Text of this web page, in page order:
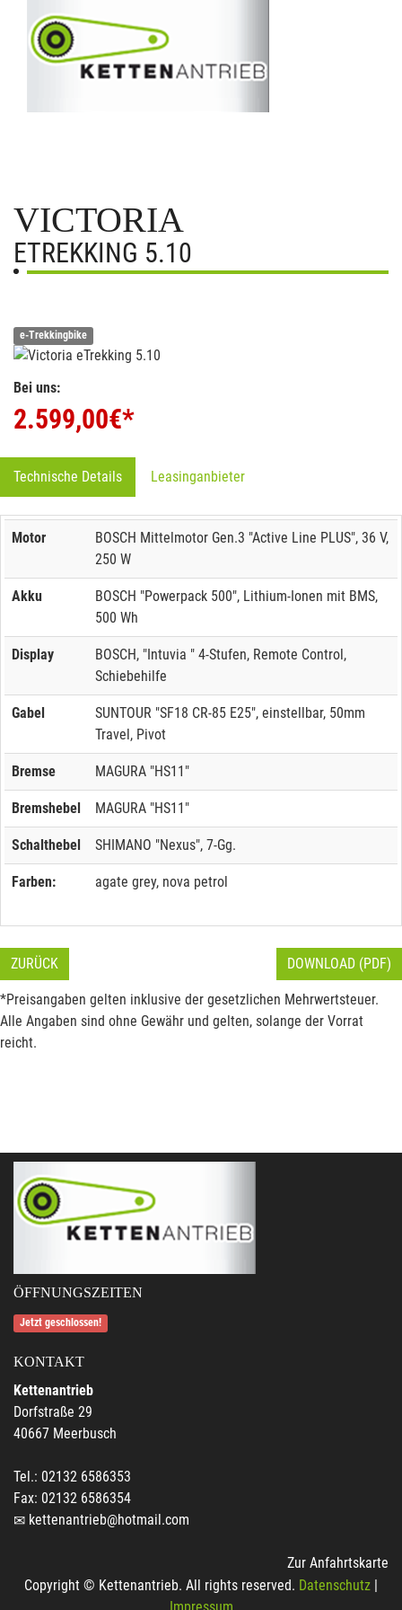
VICTORIA
ETREKKING 5.10
e-Trekkingbike
Bei uns:
2.599,00€*
Technische Details Leasinganbieter
Motor
BOSCH Mittelmotor Gen.3 "Active Line PLUS", 36 V,
250 W
Akku
BOSCH "Powerpack 500", Lithium-Ionen mit BMS,
500 Wh
Display
BOSCH, "Intuvia " 4-Stufen, Remote Control,
Schiebehilfe
Gabel
SUNTOUR "SF18 CR-85 E25", einstellbar, 50mm
Travel, Pivot
Bremse MAGURA "HS11"
Bremshebel MAGURA "HS11"
Schalthebel SHIMANO "Nexus", 7-Gg.
Farben: agate grey, nova petrol
ZURÜCK DOWNLOAD (PDF)
*Preisangaben gelten inklusive der gesetzlichen Mehrwertsteuer.
Alle Angaben sind ohne Gewähr und gelten, solange der Vorrat
reicht.
ÖFFNUNGSZEITEN
Jetzt geschlossen!
KONTAKT
Kettenantrieb
Dorfstraße 29
40667 Meerbusch
Tel.: 02132 6586353
Fax: 02132 6586354
kettenantrieb@hotmail.com
Zur Anfahrtskarte
Copyright © Kettenantrieb. All rights reserved. Datenschutz |